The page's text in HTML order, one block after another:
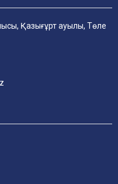
Қазығұрт ауылы, Төле